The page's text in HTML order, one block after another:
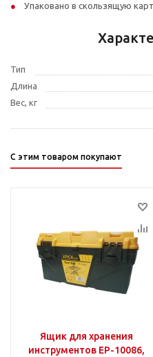
Упаковано в скользящую
Тип
Длина
Вес, кг
С этим товаром покупают
Ящик для хранения
инструментов EP-10086,